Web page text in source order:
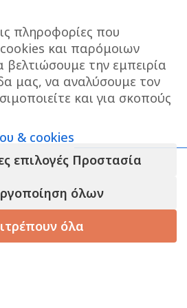
17ης Νοεμβρίου 20, Χολαργός ,
Χάρτης
ΠΑΙΑΝΙΑΤηλεφωνο
αποθήκης : 6976890700
: 09:00-17:00
πληροφορίες που
και παρόμοιων
βελτιώσουμε την εμπειρία
μας, να αναλύσουμε τον
και για σκοπούς
& cookies
επιλογές Προστασία
όλων
όλα